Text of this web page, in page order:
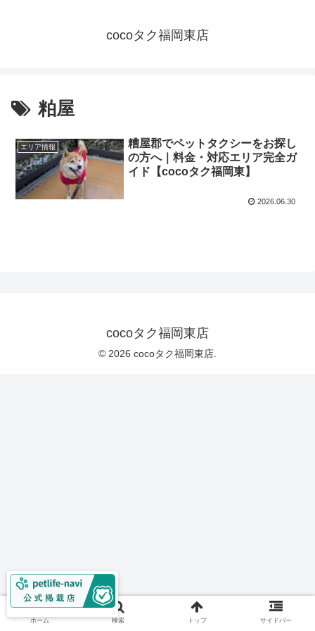
cocoタク福岡東店
粕屋
エリア情報
糟屋郡でペットタクシーをお探し
の方へ｜料金・対応エリア完全ガ
イド【cocoタク福岡東】
2026.06.30
cocoタク福岡東店
© 2026 cocoタク福岡東店.
ホーム 検索 トップ サイドバー